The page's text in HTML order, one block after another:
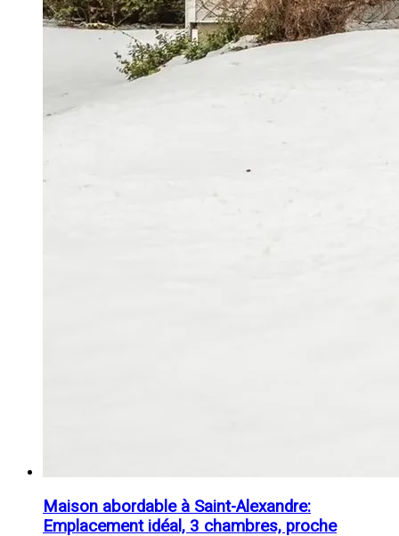
Maison abordable à Saint-Alexandre:
Emplacement idéal, 3 chambres, proche